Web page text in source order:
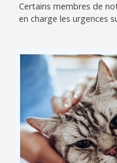
Certains membres de
en charge les urgences